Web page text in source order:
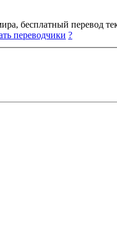
бесплатный перевод
переводчики ?